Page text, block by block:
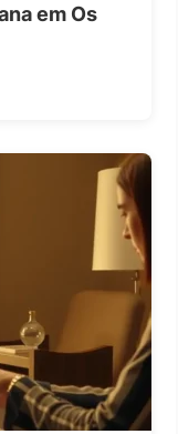
em Os